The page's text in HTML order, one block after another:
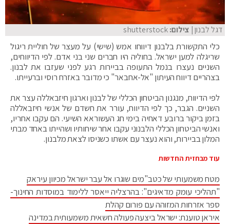
דגל לבנון| צילום:shutterstock
כלי התקשורת בלבנון דיווחו אמש (שישי) על מעצר של חוליית ריגול
שריגלה למען ישראל. בחוליה היו חברים שני בני אדם. לפי הדיווחים,
השניים נעצרו בנמל התעופה בביירות רגע לפני שעזבו את לבנון.
בצהריים דיווח העיתון "אל-אחבאר" כי מדובר באזרח רוסי וברעייתו.
לפי הדיווח, מנגנון הביטחון הכללי של לבנון וארגון חיזבאללה עצר את
השניים. הגבר, כך לפי הדיווח, עורר את חשדם של אנשי חיזבאללה
בזמן ביקור ברובע דאחיה בימי חג העשוראא השיעי. הם עקבו אחריו,
ואנשי הביטחון הכללי הלבנוני עקבו אחר שיחותיו ושהייתו באחד מבתי
המלון בביירות, והוא נעצר עם אשתו כשניסו לצאת מלבנון.
עוד מבחזית החדשות
מטח משמעותי של כטב"מים שוגרו אל עבר ישראל מכיוון עיראק
"תהליכי עומק מדאיגים": בהרצליה ייאסר ללימוד במוסדות החינוך-
ספר אזרחות המזוהה עם פורום קהלת
איראן טוענת: ישראל ביצעה פעולה חשאית משמעותית במדינה